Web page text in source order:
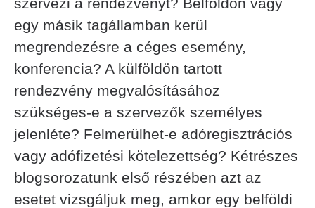
egy másik tagállamban kerül
megrendezésre a céges esemény,
konferencia? A külföldön tartott
rendezvény megvalósításához
szükséges-e a szervezők személyes
jelenléte? Felmerülhet-e adóregisztrációs
vagy adófizetési kötelezettség? Kétrészes
blogsorozatunk első részében azt az
esetet vizsgáljuk meg, amkor egy belföldi